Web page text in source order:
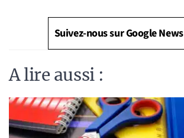
Suivez-nous sur Google News
A lire aussi :